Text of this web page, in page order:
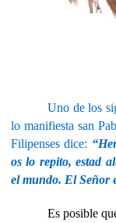
Uno de los
lo manifiesta san
Filipenses dice:
os lo repito, estad
el mundo. El Señor
Es posible